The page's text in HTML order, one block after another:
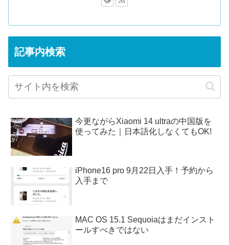
記事内検索
今更ながらXiaomi 14 ultraの中国版を
使ってみた｜日本語化しなくてもOK!
iPhone16 pro 9月22日入手！予約から
入手まで
MAC OS 15.1 Sequoiaはまだインスト
ールすべきではない